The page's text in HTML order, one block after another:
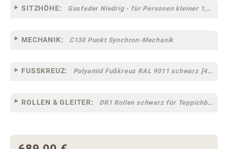
SITZHÖHE: Gasfeder Niedrig - für Personen kleiner 1,60 m
MECHANIK: C130 Punkt Synchron-Mechanik
FUSSKREUZ: Polyamid Fußkreuz RAL 9011 schwarz [44]
ROLLEN & GLEITER: DR1 Rollen schwarz für Teppichböden [10]